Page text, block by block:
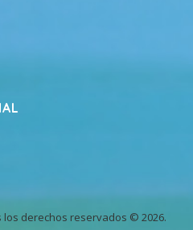
los derechos reservados © 2026.